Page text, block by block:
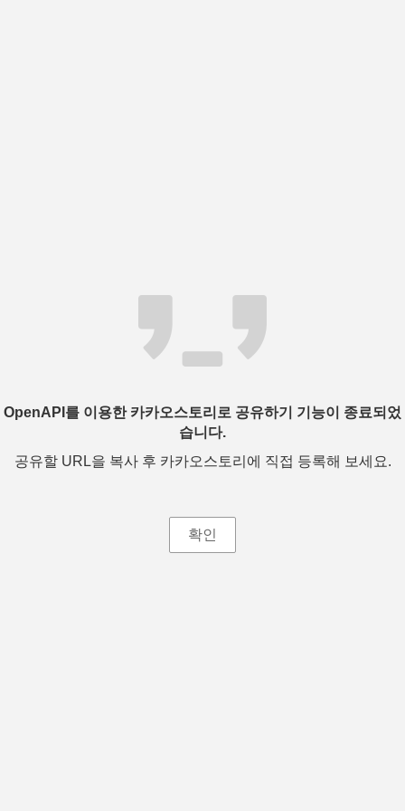
OpenAPI를 이용한 카카오스토리로 공유하기 기능이 종료되었
습니다.
공유할 URL을 복사 후 카카오스토리에 직접 등록해 보세요.
확인